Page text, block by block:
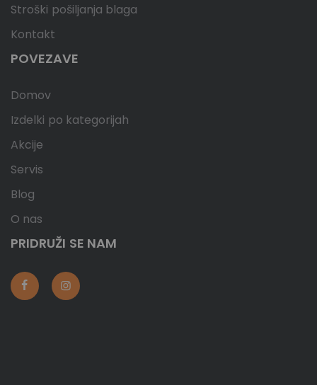
Stroški pošiljanja blaga
Kontakt
POVEZAVE
Domov
Izdelki po kategorijah
Akcije
Servis
Blog
O nas
PRIDRUŽI SE NAM